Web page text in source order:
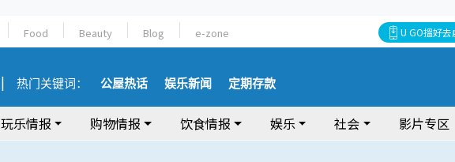
Food Beauty Blog e-zone U GO搵好去
热门关键词： 公屋热话 娱乐新闻 定期存款
玩乐情报 购物情报 饮食情报 娱乐 社会 影片专区